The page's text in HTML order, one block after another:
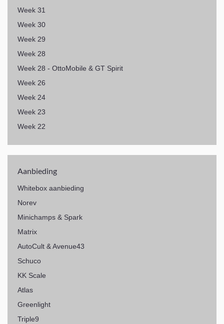
Week 31
Week 30
Week 29
Week 28
Week 28 - OttoMobile & GT Spirit
Week 26
Week 24
Week 23
Week 22
Aanbieding
Whitebox aanbieding
Norev
Minichamps & Spark
Matrix
AutoCult & Avenue43
Schuco
KK Scale
Atlas
Greenlight
Triple9